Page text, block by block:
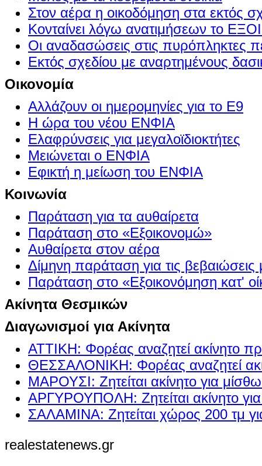
Στον αέρα η οικοδόμηση στα εκτός
Κονταίνει λόγω ανατιμήσεων το
Οι αναδασώσεις στις πυρόπληκτες
Εκτός σχεδίου με αναρτημένους
Οικονομία
Αλλάζουν οι ημερομηνίες για το Ε9
Η ώρα του νέου ΕΝΦΙΑ
Ελαφρύνσεις για μεγαλοϊδιοκτήτες
Μειώνεται ο ΕΝΦΙΑ
Εφικτή η μείωση του ΕΝΦΙΑ
Κοινωνία
Παράταση για τα αυθαίρετα
Παράταση στο «Εξοικονομώ»
Αυθαίρετα στον αέρα
Δίμηνη παράταση για τις βεβαιώσεις
Παράταση στο «Εξοικονόμηση κατ'
Ακίνητα Θεσμικών
Διαγωνισμοί για Ακίνητα
ΑΤΤΙΚΗ: Φορέας αναζητεί ακίνητο
ΘΕΣΣΑΛΟΝΙΚΗ: Φορέας αναζητεί
ΜΑΡΟΥΣΙ: Ζητείται ακίνητο για
ΑΡΓΥΡΟΥΠΟΛΗ: Ζητείται ακίνητο
ΣΑΛΑΜΙΝΑ: Ζητείται χώρος 200 τμ
realestatenews.gr